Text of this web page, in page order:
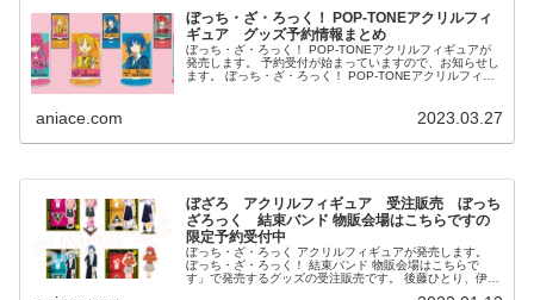
ぼっち・ざ・ろっく！ POP-TONEアクリルフィ
ギュア グッズ予約情報まとめ
ぼっち・ざ・ろっく！ POP-TONEアクリルフィギュアが
発売します。 予約受付が始まっていますので、お知らせし
ます。 ぼっち・ざ・ろっく！ POP-TONEアクリルフィギ
aniace.com 2023.03.27
ぼざろ アクリルフィギュア 受注販売 ぼっち
ざろっく 結束バンド 物販会場はこちらですの
限定予約受付中
ぼっち・ざ・ろっく アクリルフィギュアが発売します。
ぼっち・ざ・ろっく！ 結束バンド 物販会場はこちらで
す」で発売するグッズの受注販売です。 後藤ひとり、伊地